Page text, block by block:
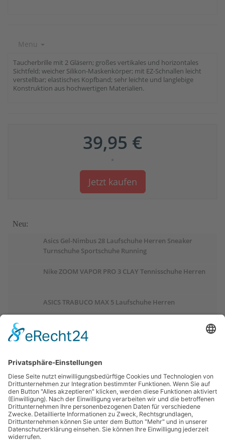
Menu
Taucherbrille mit 2 Gläsern; großes vertikales und horizontales
Sichtfeld; weicher Silikon-Maskenkörper; mit EZ-Schnallen leicht
verstellbar; elastisches Kopfband; sehr leichte und langlebige
Konstruktion aus hochwertigen Materialien.
39,95 €
*
Jetzt kaufen
Neu:
Asics Gel-Nimbus 28 Laufschuhe Herren Sneaker
Turnschuhe Sportschuhe Running
Nike ZOOM VAPOR PRO 3 CLAY Tennisschuhe Herren
ASICS TRABUCO MAX 5 Laufschuhe Herren
ASICS GEL-PULSE 17 Laufschuhe Damen
Salomon OUTCHILL Winterschuhe Damen
ASICS GEL-CUMULUS 28 Laufschuhe Damen